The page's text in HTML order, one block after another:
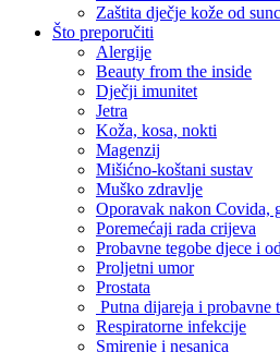
Zaštita dječje kože od
Što preporučiti
Alergije
Beauty from the inside
Dječji imunitet
Jetra
Koža, kosa, nokti
Magenzij
Mišićno-koštani sustav
Muško zdravlje
Oporavak nakon Covida,
Poremećaji rada crijeva
Probavne tegobe djece i
Proljetni umor
Prostata
Putna dijareja i probavne
Respiratorne infekcije
Smirenje i nesanica